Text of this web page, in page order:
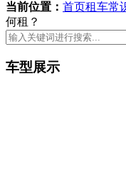
当前位置： 首页租车常
何租？
车型展示